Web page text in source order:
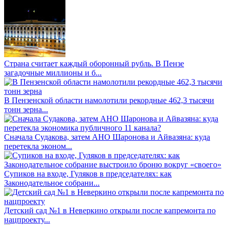
Страна считает каждый оборонный рубль. В Пензе
загадочные миллионы и б...
В Пензенской области намолотили рекордные 462,3 тысячи
тонн зерна...
Сначала Судакова, затем АНО Шаронова и Айвазяна: куда
перетекла эконом...
Супиков на входе, Гуляков в председателях: как
Законодательное собрани...
Детский сад №1 в Неверкино открыли после капремонта по
нацпроекту...